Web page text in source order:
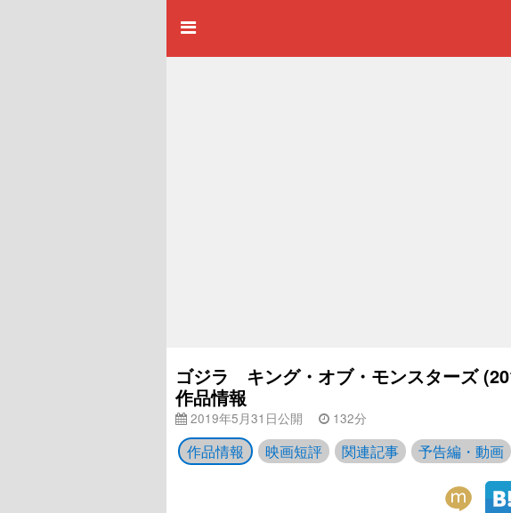
ゴジラ キング・オブ・モンスターズ
作品情報
2019年5月31日公開 132分
作品情報 映画短評 関連記事 予告編・動画